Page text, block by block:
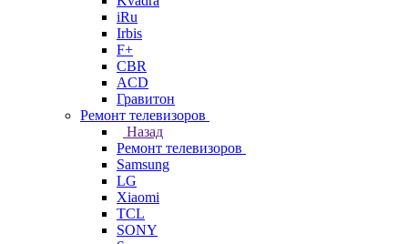
iRu
Irbis
F+
CBR
ACD
Гравитон
Ремонт телевизоров
Назад
Ремонт телевизоров
Samsung
LG
Xiaomi
TCL
SONY